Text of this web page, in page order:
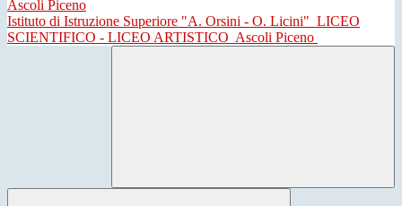
Istituto di Istruzione Superiore "A. Orsini - O. Licini" LICEO
SCIENTIFICO - LICEO ARTISTICO Ascoli Piceno